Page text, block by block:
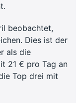
beobachtet,
Dies ist der
als die
21 € pro Tag an
Top drei mit